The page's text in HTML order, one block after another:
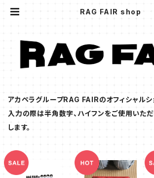
RAG FAIR shop
アカペラグループRAG FAIRのオフィシャルシ
入力の際は半角数字、ハイフンをご使用いた
します。